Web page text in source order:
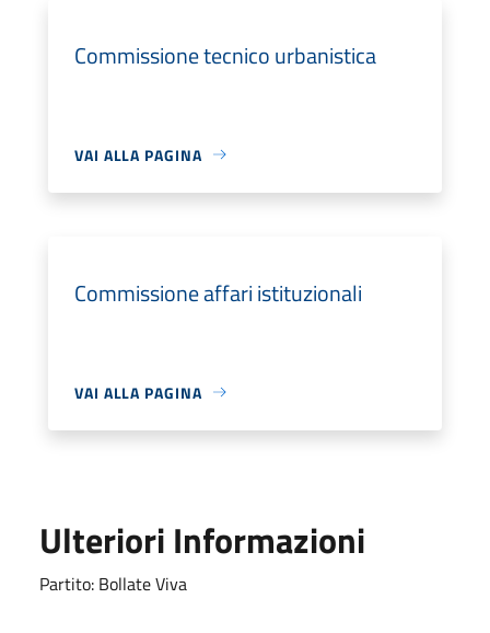
Commissione tecnico urbanistica
VAI ALLA PAGINA
Commissione affari istituzionali
VAI ALLA PAGINA
Ulteriori Informazioni
Partito: Bollate Viva